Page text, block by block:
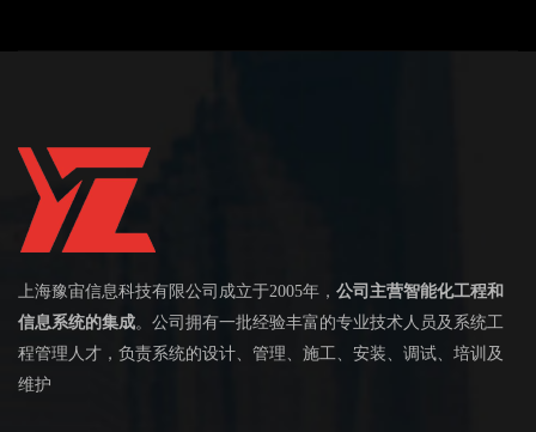
上海豫宙信息科技有限公司成立于2005年， 公司主营智能化工程和
信息系统的集成。公司拥有一批经验丰富的专业技术人员及系统工
程管理人才，负责系统的设计、管理、施工、安装、调试、培训及
维护